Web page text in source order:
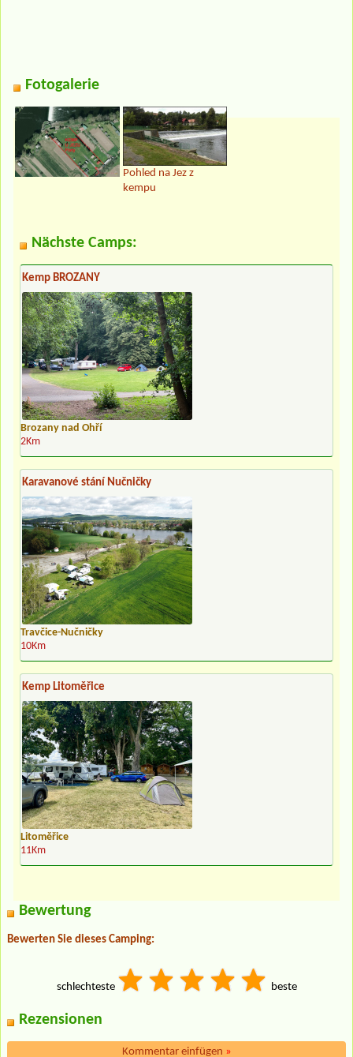
Fotogalerie
Pohled na Jez z
kempu
Nächste Camps:
Kemp BROZANY
Brozany nad Ohří
2Km
Karavanové stání Nučničky
Travčice-Nučničky
10Km
Kemp Litoměřice
Litoměřice
11Km
Bewertung
Bewerten Sie dieses Camping:
schlechteste beste
Rezensionen
Kommentar einfügen »